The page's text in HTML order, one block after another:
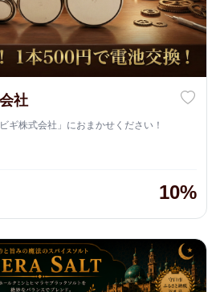
社
ギ株式会社」におまかせください！
10%